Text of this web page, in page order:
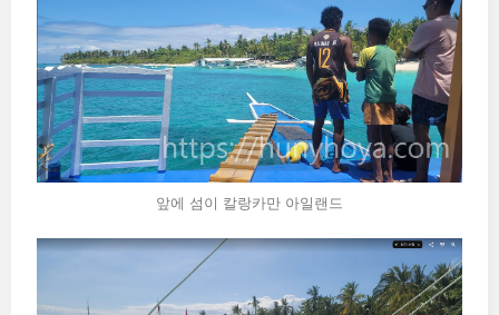
앞에 섬이 칼랑카만 아일랜드